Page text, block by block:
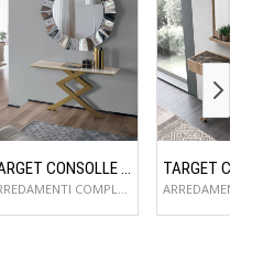
TARGET CONSOLLE CROSS
ARREDAMENTI COMPLEMENTI D'ARREDO